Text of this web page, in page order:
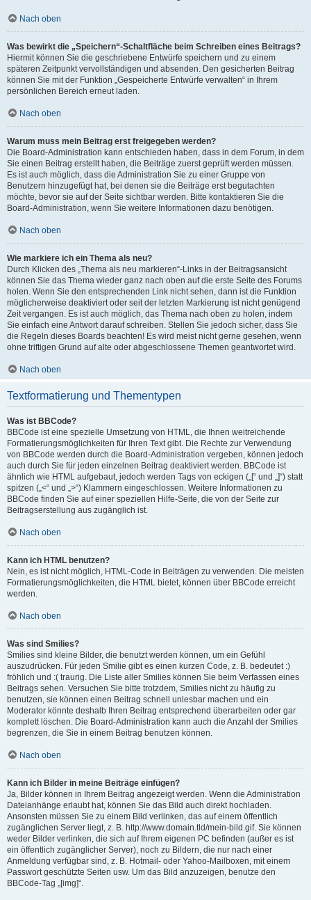
Nach oben
Was bewirkt die „Speichern“-Schaltfläche beim Schreiben eines Beitrags?
Hiermit können Sie die geschriebene Entwürfe speichern und zu einem
späteren Zeitpunkt vervollständigen und absenden. Den gesicherten Beitrag
können Sie mit der Funktion „Gespeicherte Entwürfe verwalten“ in Ihrem
persönlichen Bereich erneut laden.
Nach oben
Warum muss mein Beitrag erst freigegeben werden?
Die Board-Administration kann entschieden haben, dass in dem Forum, in dem
Sie einen Beitrag erstellt haben, die Beiträge zuerst geprüft werden müssen.
Es ist auch möglich, dass die Administration Sie zu einer Gruppe von
Benutzern hinzugefügt hat, bei denen sie die Beiträge erst begutachten
möchte, bevor sie auf der Seite sichtbar werden. Bitte kontaktieren Sie die
Board-Administration, wenn Sie weitere Informationen dazu benötigen.
Nach oben
Wie markiere ich ein Thema als neu?
Durch Klicken des „Thema als neu markieren“-Links in der Beitragsansicht
können Sie das Thema wieder ganz nach oben auf die erste Seite des Forums
holen. Wenn Sie den entsprechenden Link nicht sehen, dann ist die Funktion
möglicherweise deaktiviert oder seit der letzten Markierung ist nicht genügend
Zeit vergangen. Es ist auch möglich, das Thema nach oben zu holen, indem
Sie einfach eine Antwort darauf schreiben. Stellen Sie jedoch sicher, dass Sie
die Regeln dieses Boards beachten! Es wird meist nicht gerne gesehen, wenn
ohne triftigen Grund auf alte oder abgeschlossene Themen geantwortet wird.
Nach oben
Textformatierung und Thementypen
Was ist BBCode?
BBCode ist eine spezielle Umsetzung von HTML, die Ihnen weitreichende
Formatierungsmöglichkeiten für Ihren Text gibt. Die Rechte zur Verwendung
von BBCode werden durch die Board-Administration vergeben, können jedoch
auch durch Sie für jeden einzelnen Beitrag deaktiviert werden. BBCode ist
ähnlich wie HTML aufgebaut, jedoch werden Tags von eckigen („[“ und „]“) statt
spitzen („<“ und „>“) Klammern eingeschlossen. Weitere Informationen zu
BBCode finden Sie auf einer speziellen Hilfe-Seite, die von der Seite zur
Beitragserstellung aus zugänglich ist.
Nach oben
Kann ich HTML benutzen?
Nein, es ist nicht möglich, HTML-Code in Beiträgen zu verwenden. Die meisten
Formatierungsmöglichkeiten, die HTML bietet, können über BBCode erreicht
werden.
Nach oben
Was sind Smilies?
Smilies sind kleine Bilder, die benutzt werden können, um ein Gefühl
auszudrücken. Für jeden Smilie gibt es einen kurzen Code, z. B. bedeutet :)
fröhlich und :( traurig. Die Liste aller Smilies können Sie beim Verfassen eines
Beitrags sehen. Versuchen Sie bitte trotzdem, Smilies nicht zu häufig zu
benutzen, sie können einen Beitrag schnell unlesbar machen und ein
Moderator könnte deshalb Ihren Beitrag entsprechend überarbeiten oder gar
komplett löschen. Die Board-Administration kann auch die Anzahl der Smilies
begrenzen, die Sie in einem Beitrag benutzen können.
Nach oben
Kann ich Bilder in meine Beiträge einfügen?
Ja, Bilder können in Ihrem Beitrag angezeigt werden. Wenn die Administration
Dateianhänge erlaubt hat, können Sie das Bild auch direkt hochladen.
Ansonsten müssen Sie zu einem Bild verlinken, das auf einem öffentlich
zugänglichen Server liegt, z. B. http://www.domain.tld/mein-bild.gif. Sie können
weder Bilder verlinken, die sich auf Ihrem eigenen PC befinden (außer es ist
ein öffentlich zugänglicher Server), noch zu Bildern, die nur nach einer
Anmeldung verfügbar sind, z. B. Hotmail- oder Yahoo-Mailboxen, mit einem
Passwort geschützte Seiten usw. Um das Bild anzuzeigen, benutze den
BBCode-Tag „[img]“.